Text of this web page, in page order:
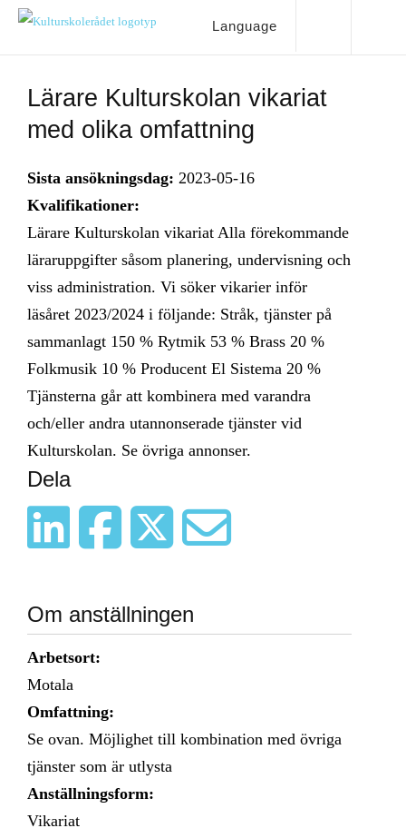
Language
Lärare Kulturskolan vikariat
med olika omfattning
Sista ansökningsdag: 2023-05-16
Kvalifikationer:
Lärare Kulturskolan vikariat Alla förekommande
läraruppgifter såsom planering, undervisning och
viss administration. Vi söker vikarier inför
läsåret 2023/2024 i följande: Stråk, tjänster på
sammanlagt 150 % Rytmik 53 % Brass 20 %
Folkmusik 10 % Producent El Sistema 20 %
Tjänsterna går att kombinera med varandra
och/eller andra utannonserade tjänster vid
Kulturskolan. Se övriga annonser.
Dela
Om anställningen
Arbetsort:
Motala
Omfattning:
Se ovan. Möjlighet till kombination med övriga
tjänster som är utlysta
Anställningsform:
Vikariat